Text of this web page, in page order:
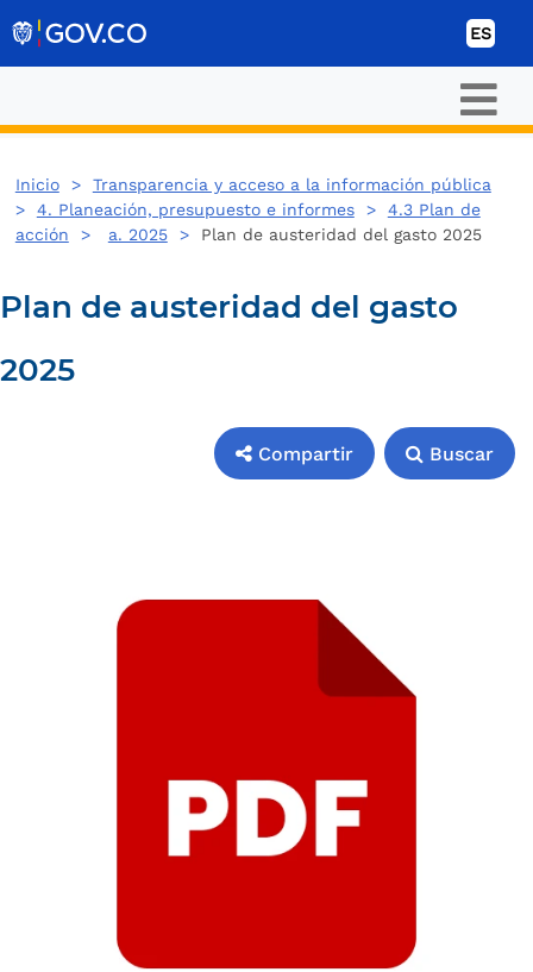
ES
Inicio> Transparencia y acceso a la información pública
> 4. Planeación, presupuesto e informes> 4.3 Plan de
acción > a. 2025> Plan de austeridad del gasto 2025
Plan de austeridad del gasto
2025
Compartir Buscar